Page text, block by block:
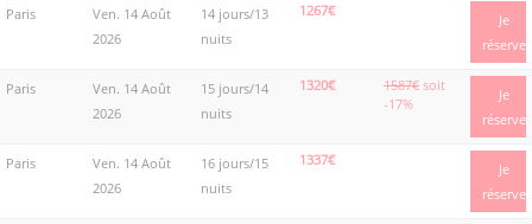
Paris
Ven. 14 Août
2026
14 jours/13
nuits
1267€
Je
réserve
Paris
Ven. 14 Août
2026
15 jours/14
nuits
1320€ 1587€ soit
-17%
Je
réserve
Paris
Ven. 14 Août
2026
16 jours/15
nuits
1337€
Je
réserve